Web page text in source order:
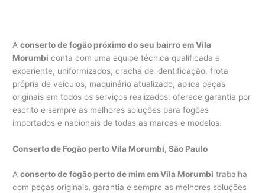
Aconserto de fogão próximo do seu bairro em Vila
Morumbi conta com uma equipe técnica qualificada e
experiente, uniformizados, crachá de identificação, frota
própria de veículos, maquinário atualizado, aplica peças
originais em todos os serviços realizados, oferece garantia por
escrito e sempre as melhores soluções para fogões
importados e nacionais de todas as marcas e modelos.
Conserto de Fogão perto Vila Morumbi, São Paulo
Aconserto de fogão perto de mim em Vila Morumbi trabalha
com peças originais, garantia e sempre as melhores soluções